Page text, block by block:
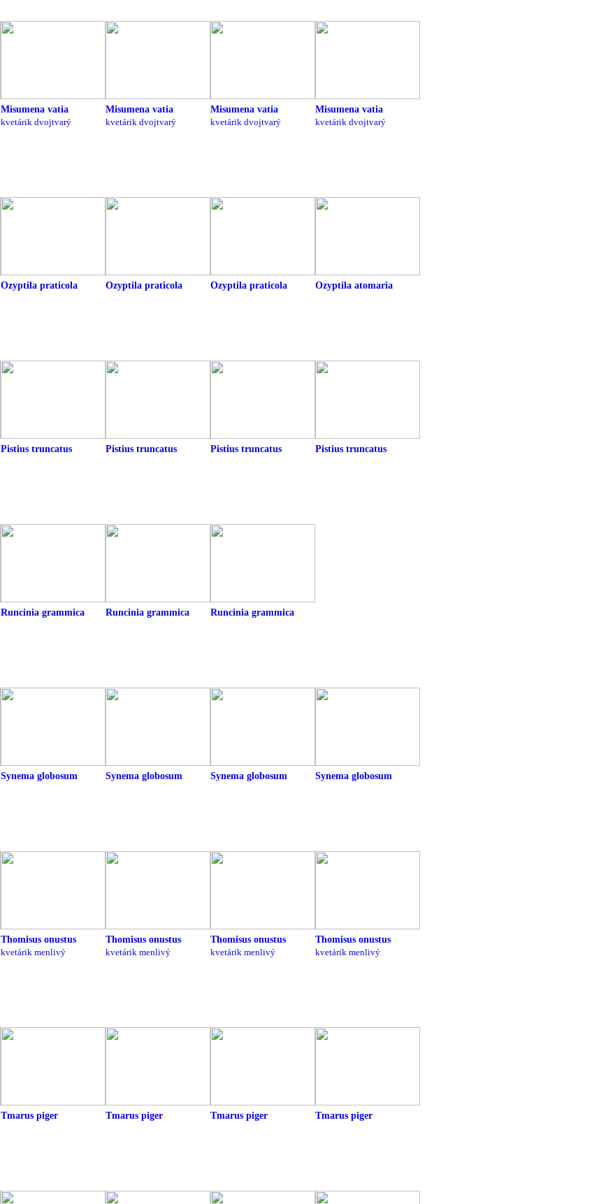
Misumena vatia
kvetárik dvojtvarý
Misumena vatia
kvetárik dvojtvarý
Misumena vatia
kvetárik dvojtvarý
Misumena vatia
kvetárik dvojtvarý
Ozyptila praticola Ozyptila praticola Ozyptila praticola Ozyptila atomaria
Pistius truncatus Pistius truncatus Pistius truncatus Pistius truncatus
Runcinia grammica Runcinia grammica Runcinia grammica
Synema globosum Synema globosum Synema globosum Synema globosum
Thomisus onustus
kvetárik menlivý
Thomisus onustus
kvetárik menlivý
Thomisus onustus
kvetárik menlivý
Thomisus onustus
kvetárik menlivý
Tmarus piger Tmarus piger Tmarus piger Tmarus piger